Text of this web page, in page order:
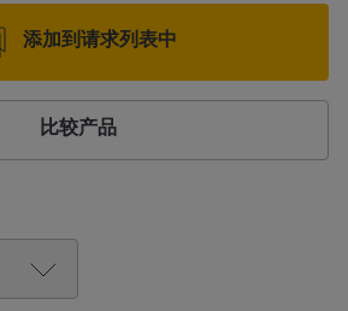
添加到请求列表中
比较产品